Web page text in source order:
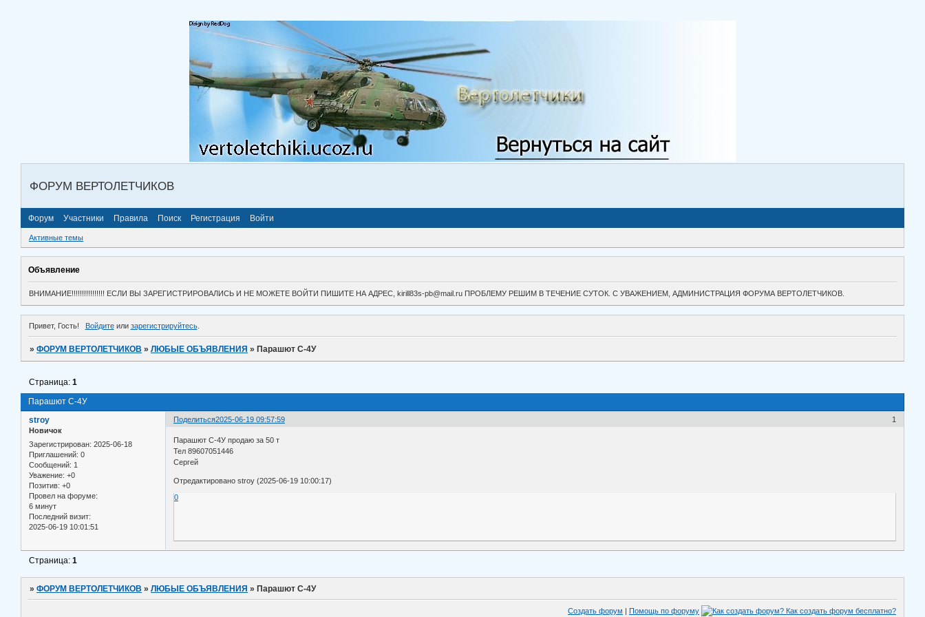
ФОРУМ ВЕРТОЛЕТЧИКОВ
Форум Участники Правила Поиск Регистрация Войти
Активные темы
Объявление
ВНИМАНИЕ!!!!!!!!!!!!!!!! ЕСЛИ ВЫ ЗАРЕГИСТРИРОВАЛИСЬ И НЕ МОЖЕТЕ ВОЙТИ ПИШИТЕ НА АДРЕС, kirill83s-pb@mail.ru ПРОБЛЕМУ РЕШИМ В ТЕЧЕНИЕ СУТОК. С УВАЖЕНИЕМ, АДМИНИСТРАЦИЯ ФОРУМА ВЕРТОЛЕТЧИКОВ.
Привет, Гость! Войдитеили зарегистрируйтесь.
»ФОРУМ ВЕРТОЛЕТЧИКОВ »ЛЮБЫЕ ОБЪЯВЛЕНИЯ » Парашют С-4У
Парашют С-4У
Страница:1
Поделиться 1
2025-06-19 09:57:59
stroy
Новичок
Зарегистрирован: 2025-06-18
Приглашений: 0
Сообщений: 1
Уважение: +0
Позитив: +0
Провел на форуме:
6 минут
Последний визит:
2025-06-19 10:01:51
Парашют С-4У продаю за 50 т
Тел 89607051446
Сергей
Отредактировано stroy (2025-06-19 10:00:17)
0
Страница:1
»ФОРУМ ВЕРТОЛЕТЧИКОВ »ЛЮБЫЕ ОБЪЯВЛЕНИЯ » Парашют С-4У
Создать форум | Помощь по форуму